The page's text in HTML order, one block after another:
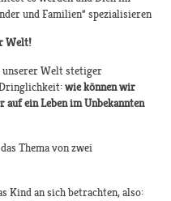
und Familien“ spezialisieren
Welt!
Welt stetiger
Dringlichkeit:wie können wir
ein Leben im Unbekannten
Thema von zwei
Kind an sich betrachten, also: